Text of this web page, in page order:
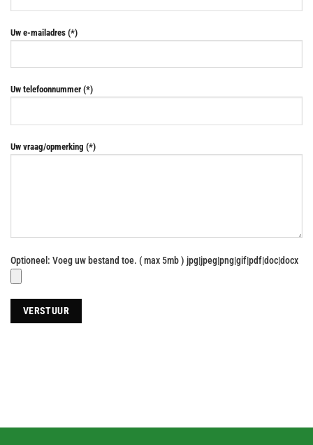
Uw e-mailadres (*)
Uw telefoonnummer (*)
Uw vraag/opmerking (*)
Optioneel: Voeg uw bestand toe. ( max 5mb ) jpg|jpeg|png|gif|pdf|doc|docx